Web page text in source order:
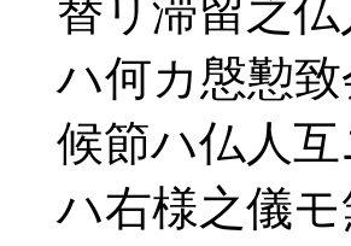
替リ滞留之仏
ハ何カ慇懃致
候節ハ仏人互
ハ右様之儀モ